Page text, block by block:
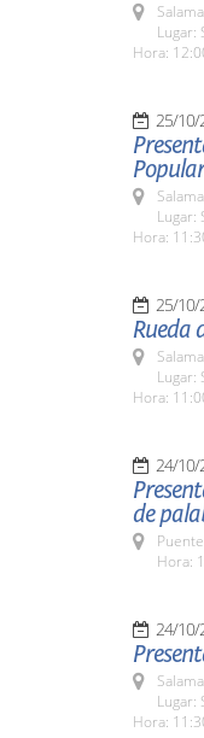
Lugar:
Hora:
25/10/
Lugar:
Hora:
25/10/
Rueda
Lugar:
Hora:
24/10/
de
Hora:
24/10/
Lugar:
Hora: